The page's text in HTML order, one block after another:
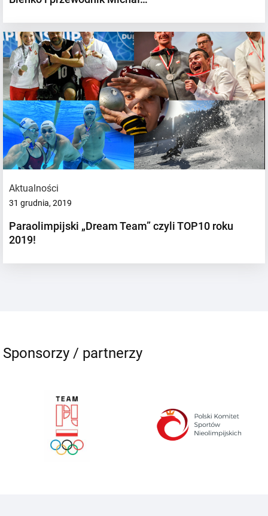
Aktualności
31 grudnia, 2019
Paraolimpijski „Dream Team” czyli TOP10 roku
2019!
Sponsorzy / partnerzy